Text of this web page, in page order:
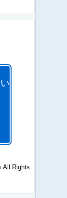
All Rights